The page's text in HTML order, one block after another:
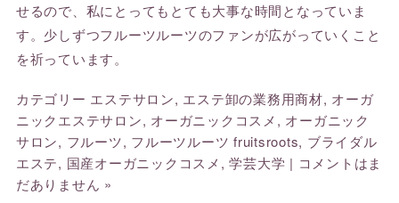
せるので、私にとってもとても大事な時間となっていま
す。少しずつフルーツルーツのファンが広がっていくこと
を祈っています。
カテゴリー エステサロン, エステ卸の業務用商材, オーガ
ニックエステサロン, オーガニックコスメ , オーガニック
サロン, フルーツ, フルーツルーツ fruitsroots, ブライダル
エステ, 国産オーガニックコスメ ,学芸大学 | コメントはま
だありません »